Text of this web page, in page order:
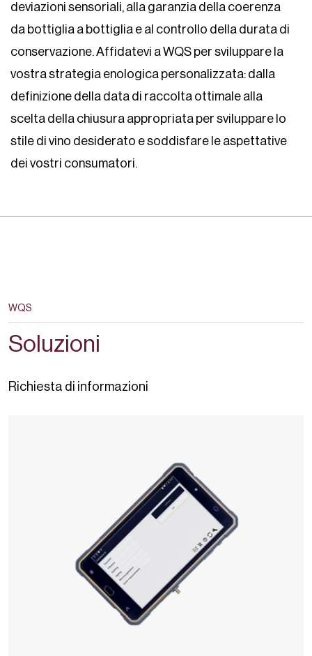
deviazioni sensoriali, alla garanzia della coerenza
da bottiglia a bottiglia e al controllo della durata di
conservazione. Affidatevi a WQS per sviluppare la
vostra strategia enologica personalizzata: dalla
definizione della data di raccolta ottimale alla
scelta della chiusura appropriata per sviluppare lo
stile di vino desiderato e soddisfare le aspettative
dei vostri consumatori.
WQS
Soluzioni
Richiesta di informazioni